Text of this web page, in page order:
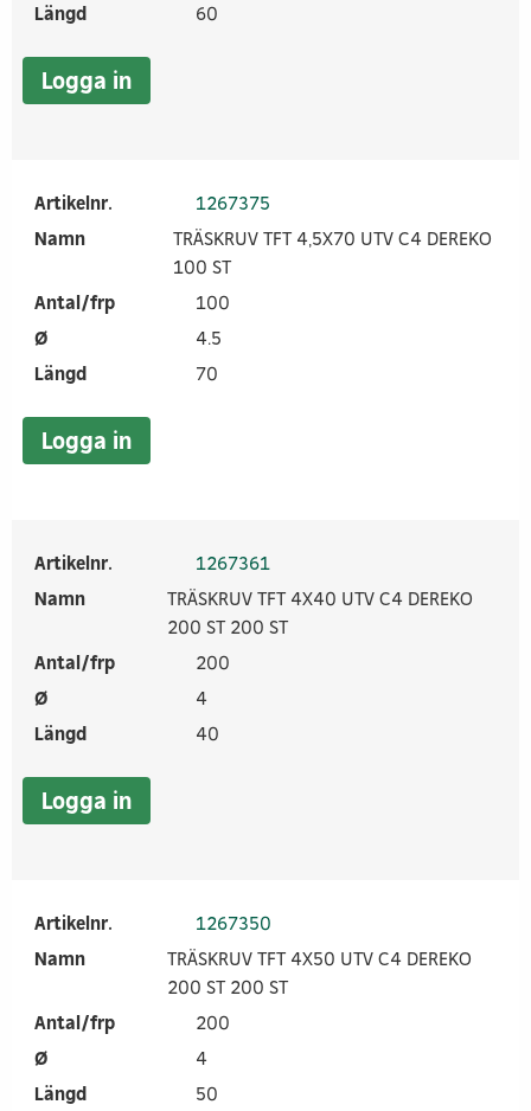
Längd
60
Logga in
Artikelnr.
1267375
Namn
TRÄSKRUV TFT 4,5X70 UTV C4 DEREKO
100 ST
Antal/frp
100
Ø
4.5
Längd
70
Logga in
Artikelnr.
1267361
Namn
TRÄSKRUV TFT 4X40 UTV C4 DEREKO
200 ST 200 ST
Antal/frp
200
Ø
4
Längd
40
Logga in
Artikelnr.
1267350
Namn
TRÄSKRUV TFT 4X50 UTV C4 DEREKO
200 ST 200 ST
Antal/frp
200
Ø
4
Längd
50